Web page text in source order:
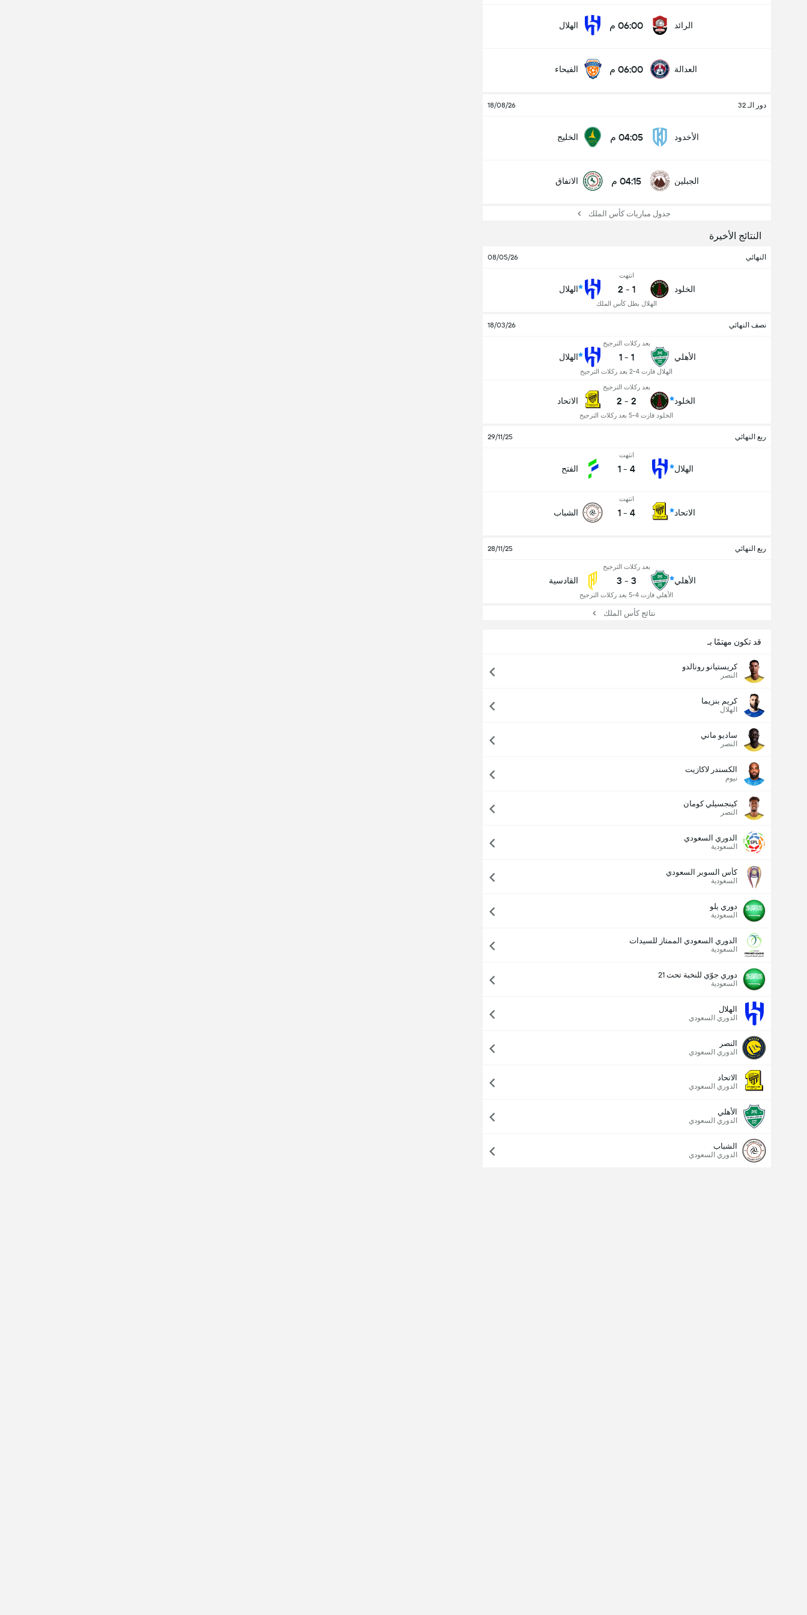
الرائد 06:00 م الهلال
العدالة 06:00 م الفيحاء
دور الـ 32 18/08/26
الأخدود 04:05 م الخليج
الجبلين 04:15 م الاتفاق
جدول مباريات كأس الملك
النتائج الأخيرة
النهائي 08/05/26
الخلود
انتهت
1
-
2
الهلال بطل كأس الملك
الهلال
نصف النهائي 18/03/26
الأهلي
بعد ركلات الترجيح
1
-
1
الهلال فازت 4-2 بعد ركلات الترجيح
الهلال
الخلود
بعد ركلات الترجيح
2
-
2
الخلود فازت 4-5 بعد ركلات الترجيح
الاتحاد
ربع النهائي 29/11/25
الهلال
انتهت
4
-
1 الفتح
الاتحاد
انتهت
4
-
1 الشباب
ربع النهائي 28/11/25
الأهلي
بعد ركلات الترجيح
3
-
3
الأهلي فازت 4-5 بعد ركلات الترجيح
القادسية
نتائج كأس الملك
قد تكون مهتمًا بـ
كريستيانو رونالدو
النصر
كريم بنزيما
الهلال
ساديو ماني
النصر
الكسندر لاكازيت
نيوم
كينجسيلي كومان
النصر
الدوري السعودي
السعودية
كأس السوبر السعودي
السعودية
دوري يلو
السعودية
الدوري السعودي الممتاز للسيدات
السعودية
دوري جوّي للنخبة تحت 21
السعودية
الهلال
الدوري السعودي
النصر
الدوري السعودي
الاتحاد
الدوري السعودي
الأهلي
الدوري السعودي
الشباب
الدوري السعودي